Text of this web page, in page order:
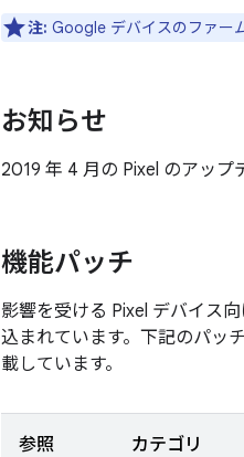
注: Google デバイスのファー
お知らせ
2019 年 4 月の Pixel のアップ
機能パッチ
影響を受ける Pixel デバイス
込まれています。下記のパッ
載しています。
参照 カテゴリ